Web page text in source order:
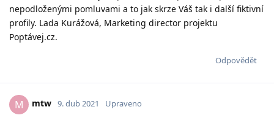
nepodloženými pomluvami a to jak skrze Váš tak i další fiktivní
profily. Lada Kurážová, Marketing director projektu
Poptávej.cz.
Odpovědět
M mtw 9. dub 2021 Upraveno